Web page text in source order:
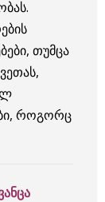
თუმცა
როგორც